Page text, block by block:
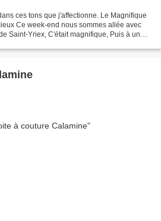
ces tons que j'affectionne. Le Magnifique
Ce week-end nous sommes allée avec
Saint-Yriex, C'était magnifique, Puis à un